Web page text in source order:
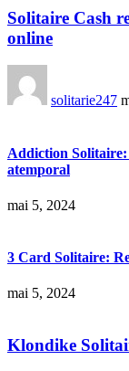
Solitaire Cash
online
solitarie247
Addiction
atemporal
mai 5, 2024
3 Card Solitaire:
mai 5, 2024
Klondike